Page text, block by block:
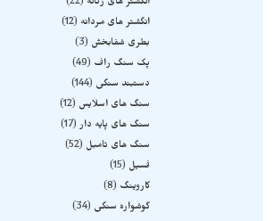
انگشتر های زنانه
22
انگشتر های مردانه
12
بطری شفابخش
3
پک سنگ راف
49
دستبند سنگی
144
سنگ های اسلایس
12
سنگ های پایه دار 17
سنگ های تامبل
52
فسیل
15
کاروینگ
8
گوشواره سنگی
34